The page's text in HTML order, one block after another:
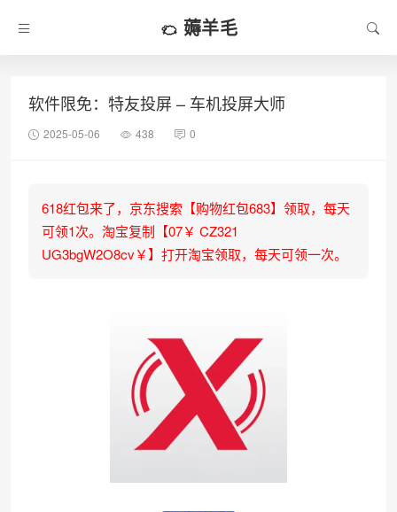
薅羊毛
软件限免：特友投屏 – 车机投屏大师
2025-05-06 438 0
618红包来了，京东搜索【购物红包683】领取，每天
可领1次。淘宝复制【07￥ CZ321
UG3bgW2O8cv￥】打开淘宝领取，每天可领一次。